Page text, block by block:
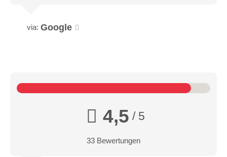
via: Google
4,5 / 5
33 Bewertungen